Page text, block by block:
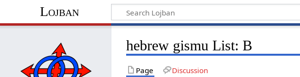
Lojban
hebrew gismu List: B
Page Discussion